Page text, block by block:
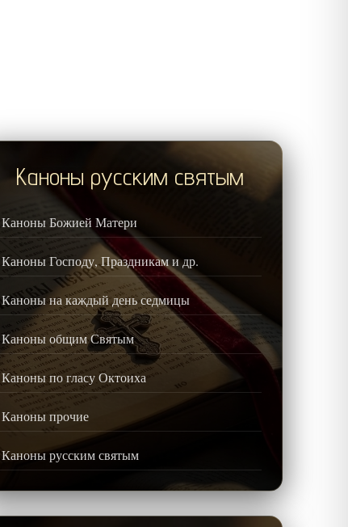
Каноны русским святым
Каноны Божией Матери
Каноны Господу, Праздникам и др.
Каноны на каждый день седмицы
Каноны общим Святым
Каноны по гласу Октоиха
Каноны прочие
Каноны русским святым